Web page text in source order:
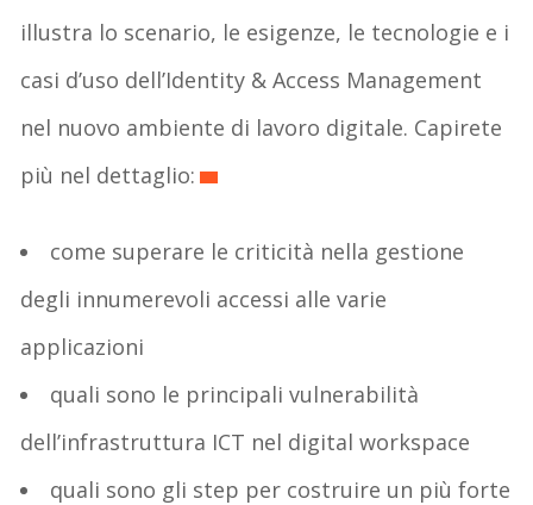
illustra lo scenario, le esigenze, le tecnologie e i
casi d’uso dell’Identity & Access Management
nel nuovo ambiente di lavoro digitale. Capirete
più nel dettaglio:
come superare le criticità nella gestione
degli innumerevoli accessi alle varie
applicazioni
quali sono le principali vulnerabilità
dell’infrastruttura ICT nel digital workspace
quali sono gli step per costruire un più forte